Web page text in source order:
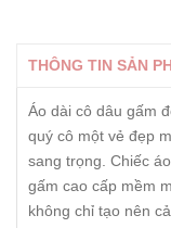
THÔNG TIN SẢN
Áo dài cô dâu gấm
quý cô một vẻ đẹp
sang trọng. Chiếc
gấm cao cấp mềm
không chỉ tạo nên